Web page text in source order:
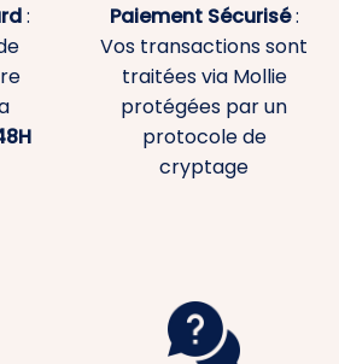
:
Paiement Sécurisé:
Vos transactions sont
traitées via Mollie
protégées par un
protocole de
cryptage